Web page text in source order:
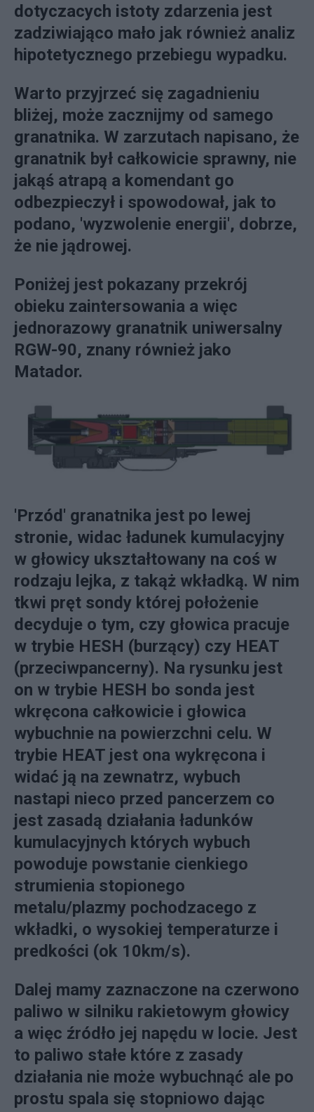
dotyczacych istoty zdarzenia jest
zadziwiająco mało jak również analiz
hipotetycznego przebiegu wypadku.
Warto przyjrzeć się zagadnieniu
bliżej, może zacznijmy od samego
granatnika. W zarzutach napisano, że
granatnik był całkowicie sprawny, nie
jakąś atrapą a komendant go
odbezpieczył i spowodował, jak to
podano, 'wyzwolenie energii', dobrze,
że nie jądrowej.
Poniżej jest pokazany przekrój
obieku zaintersowania a więc
jednorazowy granatnik uniwersalny
RGW-90, znany również jako
Matador.
'Przód' granatnika jest po lewej
stronie, widac ładunek kumulacyjny
w głowicy ukształtowany na coś w
rodzaju lejka, z takąż wkładką. W nim
tkwi pręt sondy której położenie
decyduje o tym, czy głowica pracuje
w trybie HESH (burzący) czy HEAT
(przeciwpancerny). Na rysunku jest
on w trybie HESH bo sonda jest
wkręcona całkowicie i głowica
wybuchnie na powierzchni celu. W
trybie HEAT jest ona wykręcona i
widać ją na zewnatrz, wybuch
nastapi nieco przed pancerzem co
jest zasadą działania ładunków
kumulacyjnych których wybuch
powoduje powstanie cienkiego
strumienia stopionego
metalu/plazmy pochodzacego z
wkładki, o wysokiej temperaturze i
predkości (ok 10km/s).
Dalej mamy zaznaczone na czerwono
paliwo w silniku rakietowym głowicy
a więc źródło jej napędu w locie. Jest
to paliwo stałe które z zasady
działania nie może wybuchnąć ale po
prostu spala się stopniowo dając